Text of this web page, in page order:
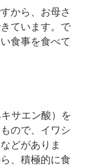
から、お母さ
ています。で
食事を食べて
サエン酸）を
ので、イワシ
どがありま
、積極的に食